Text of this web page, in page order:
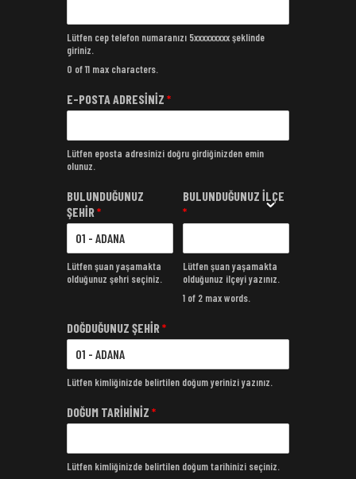
Lütfen cep telefon numaranızı 5xxxxxxxxx şeklinde
giriniz.
0 of 11 max characters.
E-POSTA ADRESİNİZ *
Lütfen eposta adresinizi doğru girdiğinizden emin
olunuz.
BULUNDUĞUNUZ
ŞEHİR*
Lütfen şuan yaşamakta
olduğunuz şehri seçiniz.
BULUNDUĞUNUZ İLÇE
*
Lütfen şuan yaşamakta
olduğunuz ilçeyi yazınız.
1 of 2 max words.
DOĞDUĞUNUZ ŞEHİR*
Lütfen kimliğinizde belirtilen doğum yerinizi yazınız.
DOĞUM TARİHİNİZ *
Lütfen kimliğinizde belirtilen doğum tarihinizi seçiniz.